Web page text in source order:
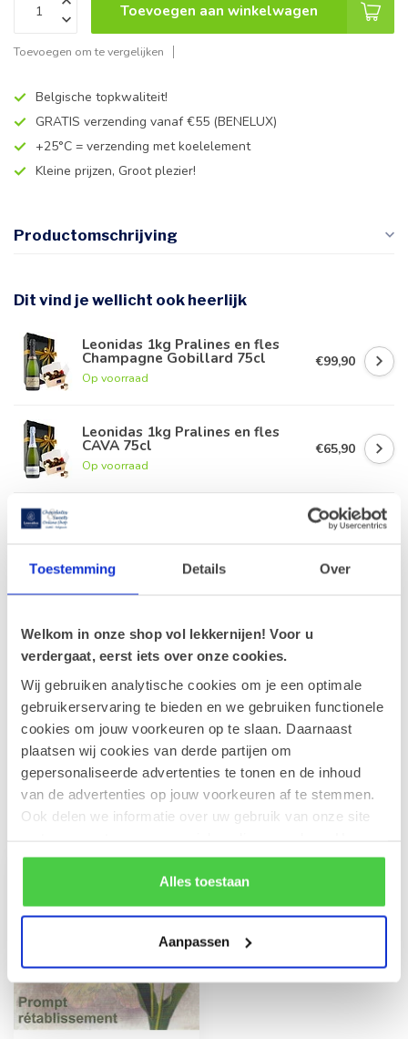
Toestemming Details Over
Welkom in onze shop vol lekkernijen! Voor u
verdergaat, eerst iets over onze cookies.
Wij gebruiken analytische cookies om je een optimale
gebruikerservaring te bieden en we gebruiken functionele
cookies om jouw voorkeuren op te slaan. Daarnaast
plaatsen wij cookies van derde partijen om
gepersonaliseerde advertenties te tonen en de inhoud
van de advertenties op jouw voorkeuren af te stemmen.
Ook delen we informatie over uw gebruik van onze site
rekening mee dat als je bepaalde cookies blokkeert, het
de correcte werking van de website kan verstoren.
Alles toestaan
Aanpassen
Toevoegen aan winkelwagen
Toevoegen om te vergelijken
Belgische topkwaliteit!
GRATIS verzending vanaf €55 (BENELUX)
+25°C = verzending met koelelement
Kleine prijzen, Groot plezier!
Productomschrijving
Dit vind je wellicht ook heerlijk
Leonidas 1kg Pralines en fles
Champagne Gobillard 75cl
Op voorraad
€99,90
Leonidas 1kg Pralines en fles
CAVA 75cl
Op voorraad
€65,90
€63,90
Op voorraad
Leonidas Rode Juwelendoos
Op voorraad
€41,90
Recent bekeken